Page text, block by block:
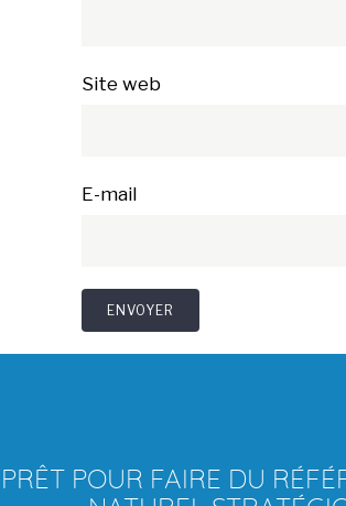
Site web
E-mail
PRÊT POUR FAIRE DU